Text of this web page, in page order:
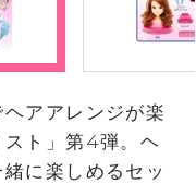
アアレンジが楽
スト」第4弾。ヘ
に楽しめるセッ